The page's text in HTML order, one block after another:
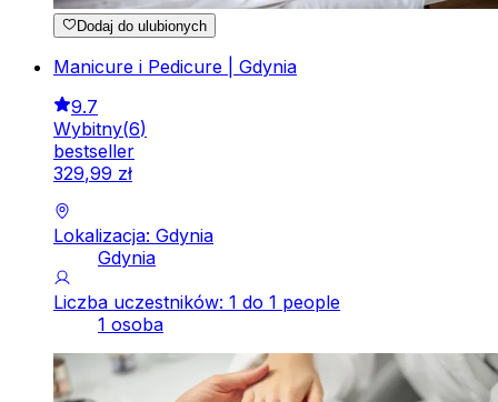
Dodaj do ulubionych
Manicure i Pedicure | Gdynia
9.7
Wybitny(6)
bestseller
329,99 zł
Lokalizacja: Gdynia
Gdynia
Liczba uczestników: 1 do 1 people
1 osoba